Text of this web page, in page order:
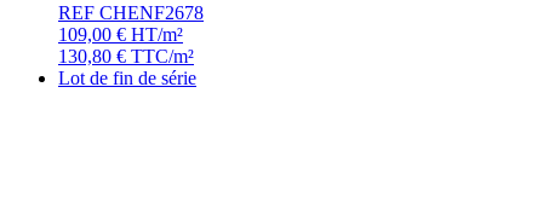
REF CHENF2678
109,00 € HT/m²
130,80 € TTC/m²
Lot de fin de série